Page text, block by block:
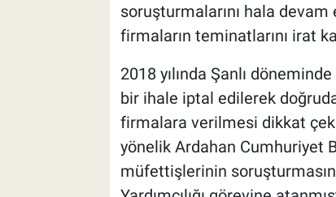
soruşturmalarını hala
firmaların teminatlarını irat
2018 yılında Şanlı
bir ihale iptal edilerek
firmalara verilmesi dikkat
yönelik Ardahan Cumhuriyet
müfettişlerinin